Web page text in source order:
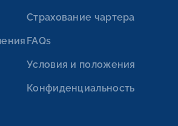
Страхование чартера
FAQs
Условия и положения
Конфиденциальность